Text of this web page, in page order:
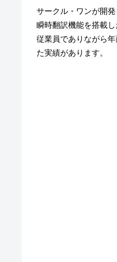
サークル・ワンが開発
瞬時翻訳機能を搭載
従業員でありながら
た実績があります。